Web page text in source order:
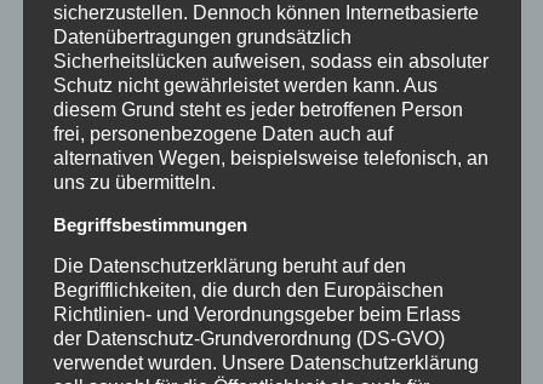
our own content on these pages in accordance with § 5
DDG and general laws. According to § 5 DDG we are
not obliged to monitor transmitted or stored information
from third parties or to investigate circumstances that
indicate illegal activity. Obligations to remove or block
the use of information according to general laws remain
unaffected. However, liability in this respect is only
possible from the time of knowledge of a concrete
infringement. If we become aware of any such
sicherzustellen. Dennoch können Internetbasierte
Datenübertragungen grundsätzlich
Sicherheitslücken aufweisen, sodass ein absoluter
Schutz nicht gewährleistet werden kann. Aus
diesem Grund steht es jeder betroffenen Person
frei, personenbezogene Daten auch auf
alternativen Wegen, beispielsweise telefonisch, an
uns zu übermitteln.
Begriffsbestimmungen
Die Datenschutzerklärung beruht auf den
Begrifflichkeiten, die durch den Europäischen
Richtlinien- und Verordnungsgeber beim Erlass
der Datenschutz-Grundverordnung (DS-GVO)
verwendet wurden. Unsere Datenschutzerklärung